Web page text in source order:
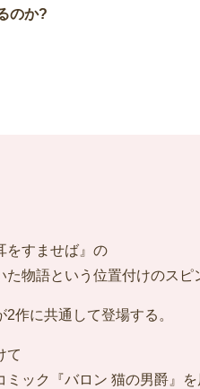
のか?
をすませば』の
物語という位置付けのスピ
作に共通して登場する。
て
ック『バロン 猫の男爵』を